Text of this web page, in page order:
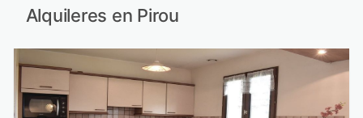
Alquileres en Pirou